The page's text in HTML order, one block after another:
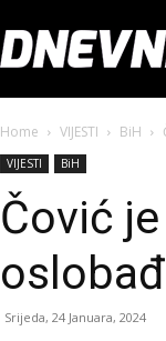
Home VIJESTI BiH
VIJESTI BiH
Čović
Srijeda, 24 Januara, 2024